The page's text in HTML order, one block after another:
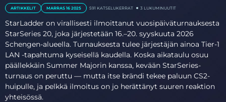
ARTIKKELIT MARRAS 16 2025 591 KATSELUKERRAT 3 LUKUMINUUTIT
StarLadder on virallisesti ilmoittanut vuosipäiväturnauksesta
StarSeries 20, joka järjestetään 16.–20. syyskuuta 2026
Schengen-alueella. Turnauksesta tulee järjestäjän ainoa Tier-1
LAN -tapahtuma kyseisellä kaudella. Koska aikataulu osuu
päällekkäin Summer Majorin kanssa, kevään StarSeries-
turnaus on peruttu — mutta itse brändi tekee paluun CS2-
huipulle, ja pelkkä ilmoitus on jo herättänyt suuren reaktion
yhteisössä.